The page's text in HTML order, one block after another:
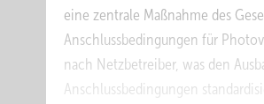
eine zentrale Maßnahme des
Anschlussbedingungen für
nach Netzbetreiber, was den
Anschlussbedingungen